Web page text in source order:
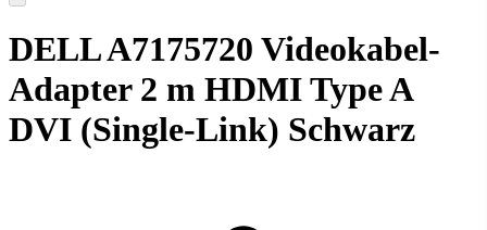
DELL A7175720 Videokabel-
Adapter 2 m HDMI Type A
DVI (Single-Link) Schwarz